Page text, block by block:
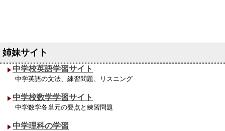
中学校英語学習サイト
中学英語の文法、練習問題、リスニング
中学校数学学習サイト
中学数学各単元の要点と練習問題
中学理科の学習